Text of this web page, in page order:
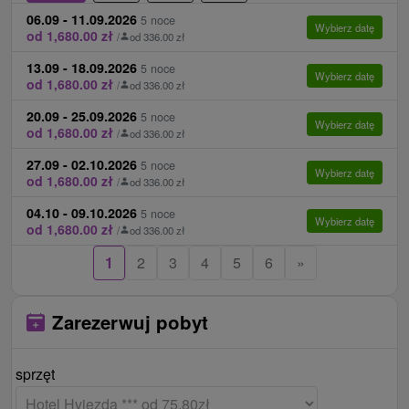
łóżka bezpłatnie (obowiązkowa dopłata za
niepełne wyżywienie w specjalnej cenie).
Dziecko 0 - 11,99 lat na dodatkowym łóżku z
niepełnym wyżywieniem w specjalnej cenie.
Osoby na dodatkowym łóżku mają
zakxaterowanie, żywnośćt i dostęp do basenu.
Kącik dla dzieci - bez ograniczeń.
Ceny - Suplementy
Płatna na miejscu po przyjeździe w recepcji.
opłata klimatyczna 2,20 € / osoba / noc
dopłata dla zwierząt € 20 / noc
10:00) 10 € / pokój
w lecie połączone są one z grilowaniem
ulubionych potraw.
Parking:Parking jest niestrzeżony, zamykany
rampą i bezpłatny.
Internet:WiFi w całym hotelu oprócz
pomieszczeń wellness.
Zwierzęta:Zakwaterowanie ze zwierzętami
domowymi za opłatą.
06.09 - 11.09.2026 5 noce
od 1,680.00 zł / od 336.00 zł
Wybierz datę
13.09 - 18.09.2026 5 noce
od 1,680.00 zł / od 336.00 zł
Wybierz datę
20.09 - 25.09.2026 5 noce
od 1,680.00 zł / od 336.00 zł
Wybierz datę
27.09 - 02.10.2026 5 noce
od 1,680.00 zł / od 336.00 zł
Wybierz datę
04.10 - 09.10.2026 5 noce
od 1,680.00 zł / od 336.00 zł
Wybierz datę
1 2 3 4 5 6 »
Zarezerwuj pobyt
sprzęt